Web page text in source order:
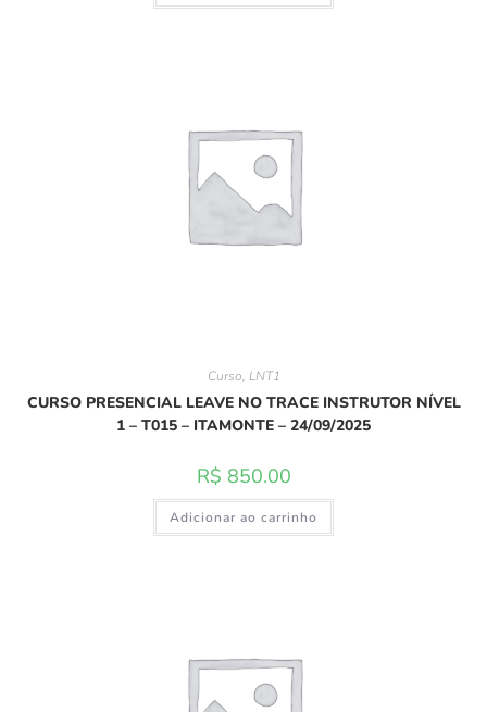
Curso, LNT1
CURSO PRESENCIAL LEAVE NO TRACE INSTRUTOR NÍVEL
1 – T015 – ITAMONTE – 24/09/2025
R$ 850.00
Adicionar ao carrinho